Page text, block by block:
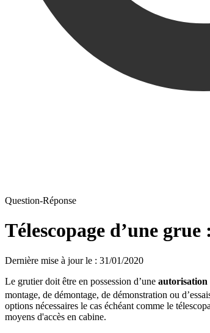
Question-Réponse
Télescopage d’une
Dernière mise à jour le : 31/01/2020
Le grutier doit être en possession d’une autorisation
montage, de démontage, de démonstration ou
options nécessaires le cas échéant comme le
moyens d'accès en cabine.